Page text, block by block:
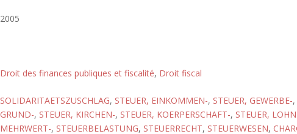
2005
Droit des finances publiques et fiscalité, Droit fiscal
SOLIDARITAETSZUSCHLAG, STEUER, EINKOMMEN-, STEUER, GEWERBE-,
GRUND-, STEUER, KIRCHEN-, STEUER, KOERPERSCHAFT-, STEUER,
MEHRWERT-, STEUERBELASTUNG, STEUERRECHT, STEUERWESEN,